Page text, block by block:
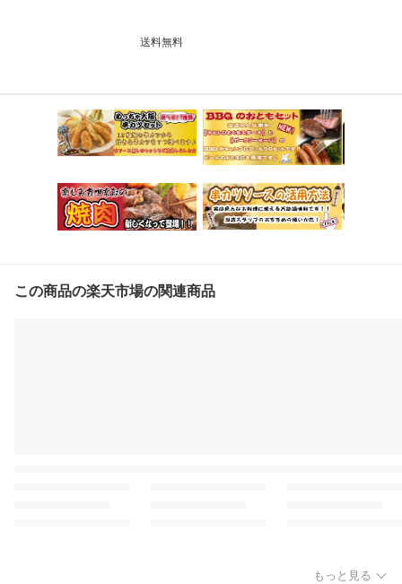
送料無料
この商品の楽天市場の関連商品
もっと見る